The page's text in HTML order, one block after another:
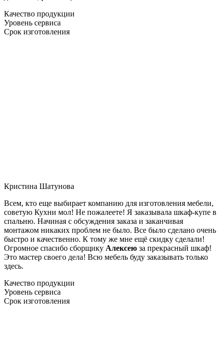
Качество продукции
Уровень сервиса
Срок изготовления
Кристина Шатунова
Всем, кто еще выбирает компанию для изготовления мебели,
советую Кухни мол! Не пожалеете! Я заказывала шкаф-купе в
спальню. Начиная с обсуждения заказа и заканчивая
монтажом никаких проблем не было. Все было сделано очень
быстро и качественно. К тому же мне ещё скидку сделали!
Огромное спасибо сборщику Алексею за прекрасный шкаф!
Это мастер своего дела! Всю мебель буду заказывать только
здесь.
Качество продукции
Уровень сервиса
Срок изготовления